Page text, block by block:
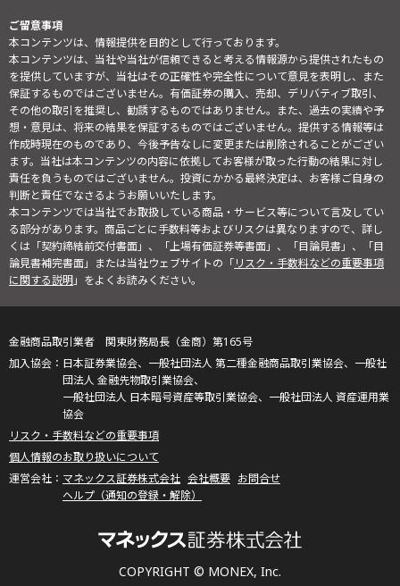
ご留意事項
本コンテンツは、情報提供を目的として行っております。
本コンテンツは、当社や当社が信頼できると考える情報源から提供されたもの
を提供していますが、当社はその正確性や完全性について意見を表明し、また
保証するものではございません。有価証券の購入、売却、デリバティブ取引、
その他の取引を推奨し、勧誘するものではありません。また、過去の実績や予
想・意見は、将来の結果を保証するものではございません。提供する情報等は
作成時現在のものであり、今後予告なしに変更または削除されることがござい
ます。当社は本コンテンツの内容に依拠してお客様が取った行動の結果に対し
責任を負うものではございません。投資にかかる最終決定は、お客様ご自身の
判断と責任でなさるようお願いいたします。
本コンテンツでは当社でお取扱している商品・サービス等について言及してい
る部分があります。商品ごとに手数料等およびリスクは異なりますので、詳し
くは「契約締結前交付書面」、「上場有価証券等書面」、「目論見書」、「目
論見書補完書面」または当社ウェブサイトの「リスク・手数料などの重要事項
に関する説明」をよくお読みください。
COPYRIGHT © MONEX, Inc.
金融商品取引業者 関東財務局長（金商）第165号
日本証券業協会、一般社団法人 第二種金融商品取引業協会、一般社
団法人 金融先物取引業協会、
一般社団法人 日本暗号資産等取引業協会、一般社団法人 資産運用業
協会
リスク・手数料などの重要事項
個人情報のお取り扱いについて
マネックス証券株式会社 会社概要 お問合せ
ヘルプ（通知の登録・解除）